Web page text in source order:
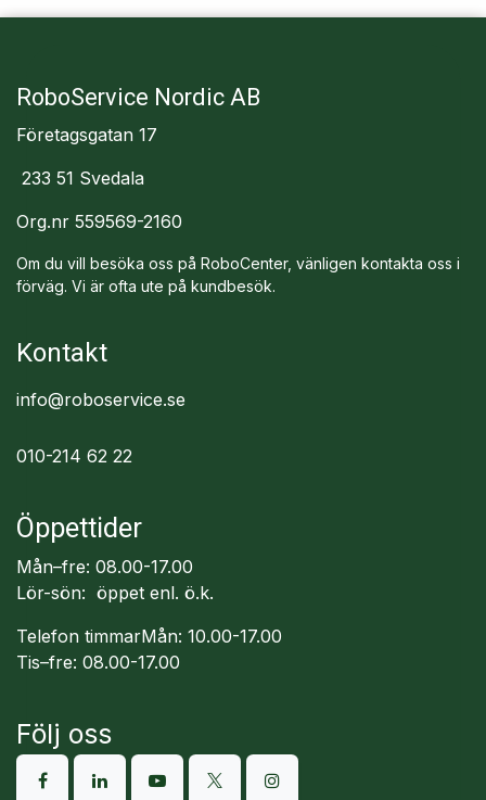
RoboService Nordic AB
Företagsgatan 17
233 51 Svedala
Org.nr 559569-2160
Om du vill besöka oss på RoboCenter, vänligen kontakta oss i
förväg. Vi är ofta ute på kundbesök.
Kontakt
info@roboservice.se
010-214 62 22
Öppettider
Mån–fre: 08.00-17.00
Lör-sön: öppet enl. ö.k.
Telefon timmarMån: 10.00-17.00
Tis–fre: 08.00-17.00
Följ oss